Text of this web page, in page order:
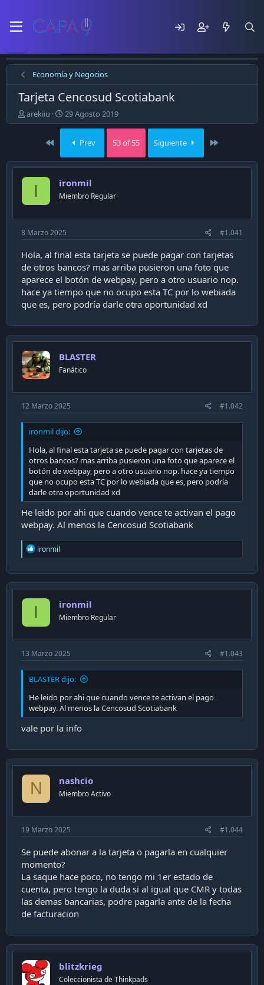
Economía y Negocios
Tarjeta Cencosud Scotiabank
E
m
ó
e
e
m
a
arekiiu
F
e
a
d
p
u
l
i
c
a
c
i
ó
n
29 Agosto 2019
First Prev 53 of 55 Siguiente
I ironmil
Miembro Regular
8 Marzo 2025 #1.041
Hola, al final esta tarjeta se puede pagar con tarjetas
de otros bancos? mas arriba pusieron una foto que
aparece el botón de webpay, pero a otro usuario nop.
hace ya tiempo que no ocupo esta TC por lo webiada
que es, pero podría darle otra oportunidad xd
BLASTER
Fanático
12 Marzo 2025 #1.042
ironmil dijo:
Hola, al final esta tarjeta se puede pagar con tarjetas de
otros bancos? mas arriba pusieron una foto que aparece el
botón de webpay, pero a otro usuario nop. hace ya tiempo
que no ocupo esta TC por lo webiada que es, pero podría
darle otra oportunidad xd
He leido por ahi que cuando vence te activan el pago
webpay. Al menos la Cencosud Scotiabank
R
e
c
t
o
ironmil
I ironmil
Miembro Regular
13 Marzo 2025 #1.043
BLASTER dijo:
He leido por ahi que cuando vence te activan el pago
webpay. Al menos la Cencosud Scotiabank
vale por la info
N nashcio
Miembro Activo
19 Marzo 2025 #1.044
Se puede abonar a la tarjeta o pagarla en cualquier
momento?
La saque hace poco, no tengo mi 1er estado de
cuenta, pero tengo la duda si al igual que CMR y todas
las demas bancarias, podre pagarla ante de la fecha
de facturacion
blitzkrieg
Coleccionista de Thinkpads